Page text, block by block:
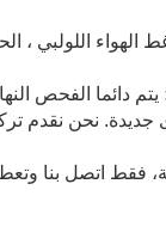
الهواء اللولبي ،
؛ يتم دائما
جديدة. نحن نقدم